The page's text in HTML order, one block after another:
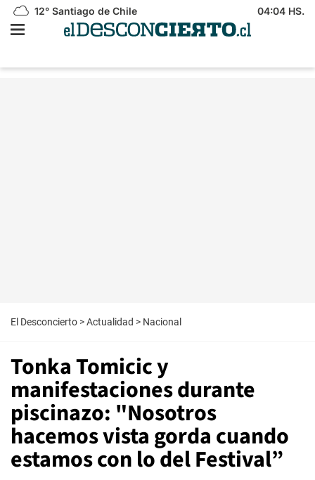
12° Santiago de Chile 04:04 HS.
El Desconcierto >Actualidad > Nacional
Tonka Tomicic y
manifestaciones durante
piscinazo: "Nosotros
hacemos vista gorda cuando
estamos con lo del Festival”